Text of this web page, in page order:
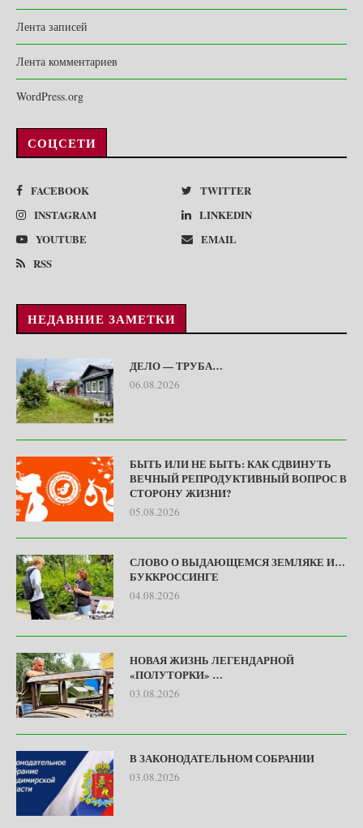
Лента записей
Лента комментариев
WordPress.org
СОЦСЕТИ
FACEBOOK
TWITTER
INSTAGRAM
LINKEDIN
YOUTUBE
EMAIL
RSS
НЕДАВНИЕ ЗАМЕТКИ
ДЕЛО — ТРУБА…
06.08.2026
БЫТЬ ИЛИ НЕ БЫТЬ: КАК СДВИНУТЬ
ВЕЧНЫЙ РЕПРОДУКТИВНЫЙ ВОПРОС В
СТОРОНУ ЖИЗНИ?
05.08.2026
СЛОВО О ВЫДАЮЩЕМСЯ ЗЕМЛЯКЕ И…
БУККРОССИНГЕ
04.08.2026
НОВАЯ ЖИЗНЬ ЛЕГЕНДАРНОЙ
«ПОЛУТОРКИ» …
03.08.2026
В ЗАКОНОДАТЕЛЬНОМ СОБРАНИИ
03.08.2026